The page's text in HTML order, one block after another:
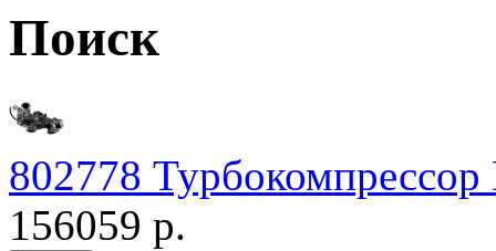
Поиск
802778
156059 р.